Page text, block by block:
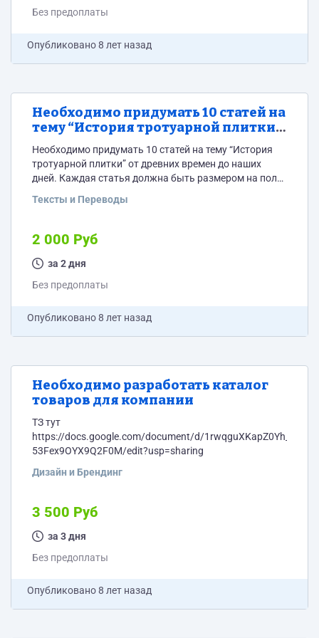
http://denalf.beget.tech/vsport/object_create.html# 3.2.
Необходимо добавить вкладку “Кабинет
организатора “ с полями для ввода данных...
Без предоплаты
Опубликовано8 лет назад
Необходимо придумать 10 статей на
тему “История тротуарной плитки”
от древних времен до наших дней.
Необходимо придумать 10 статей на тему “История
тротуарной плитки” от древних времен до наших
дней. Каждая статья должна быть размером на пол
законченной историей, но в тоже время у всех статей
каталога товаров (тротуарная плитка), каталог будет
не только для продажи плитки но и познавательным
для этого и нужны...
Тексты и Переводы
2 000 Руб
за 2 дня
Без предоплаты
Опубликовано8 лет назад
Необходимо разработать каталог
товаров для компании
ТЗ тут
https://docs.google.com/document/d/
53Fex9OYX9Q2F0M/edit?usp=sharing
Дизайн и Брендинг
3 500 Руб
за 3 дня
Без предоплаты
Опубликовано8 лет назад